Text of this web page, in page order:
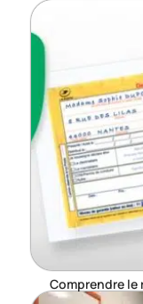
Comprendre le